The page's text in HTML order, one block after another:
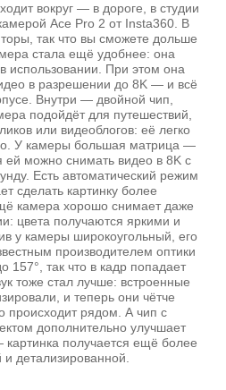
вокруг — в дороге, в студии
Ace Pro 2 от Insta360. В
так что вы сможете дольше
стала ещё удобнее: она
использовании. При этом она
в разрешении до 8K — и всё
Внутри — двойной чип,
подойдёт для путешествий,
или видеоблогов: её легко
У камеры большая матрица —
можно снимать видео в 8K с
Есть автоматический режим
сделать картинку более
камера хорошо снимает даже
цвета получаются яркими и
у камеры широкоугольный, его
производителем оптики
157°, так что в кадр попадает
тоже стал лучше: встроенные
и теперь они чётче
происходит рядом. А чип с
дополнительно улучшает
получается ещё более
и детализированной.